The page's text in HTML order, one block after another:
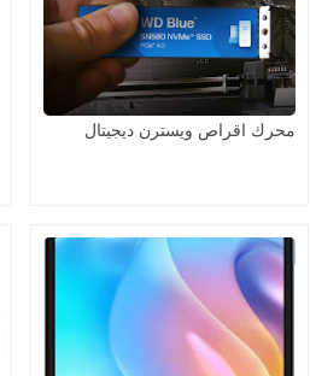
محرك اقراص ويسترن ديجيتال